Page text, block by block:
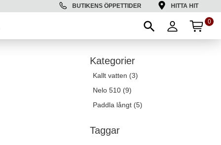
BUTIKENS ÖPPETTIDER HITTA HIT
0
Kategorier
Kallt vatten (3)
Nelo 510 (9)
Paddla långt (5)
Taggar